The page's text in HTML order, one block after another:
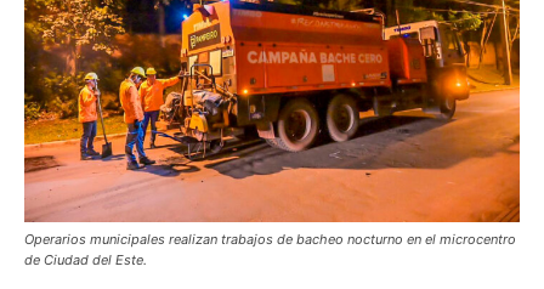
Operarios municipales realizan trabajos de bacheo nocturno en el microcentro
de Ciudad del Este.